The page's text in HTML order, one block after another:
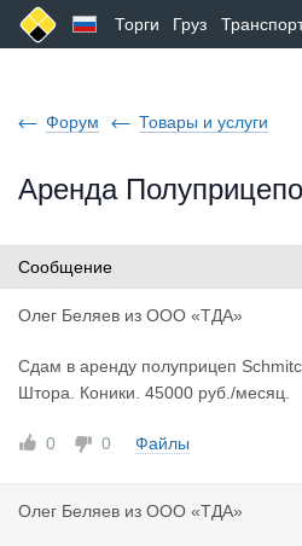
Торги Груз
Форум Товары и услуги
Аренда
Сообщение
Олег Беляев из ООО «ТДА»
Сдам в аренду полуприцеп Schmitc
Штора. Коники. 45000 руб./месяц.
0 0 Файлы
Олег Беляев из ООО «ТДА»